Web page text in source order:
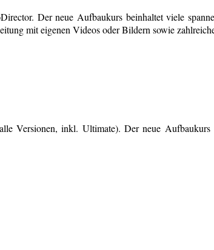
Der neue Aufbaukurs beinhaltet viele
mit eigenen Videos oder Bildern sowie
Versionen, inkl. Ultimate). Der neue